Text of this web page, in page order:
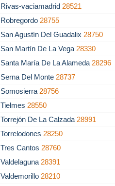
Rivas-vaciamadrid 28521
Robregordo 28755
San Agustín Del Guadalix 28750
San Martín De La Vega 28330
Santa María De La Alameda 28296
Serna Del Monte 28737
Somosierra 28756
Tielmes 28550
Torrejón De La Calzada 28991
Torrelodones 28250
Tres Cantos 28760
Valdelaguna 28391
Valdemorillo 28210